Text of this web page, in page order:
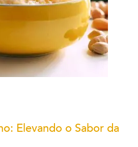
Elevando o Sabor da